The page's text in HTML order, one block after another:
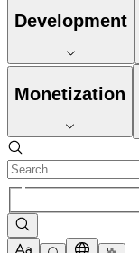
Development
Monetization